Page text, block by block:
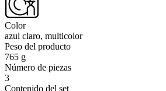
Color
azul claro, multicolor
Peso del producto
765 g
Número de piezas
3
Contenido del set